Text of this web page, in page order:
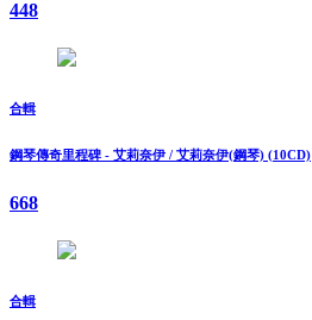
448
合輯
鋼琴傳奇里程碑 - 艾莉奈伊 / 艾莉奈伊(鋼琴) (10CD)
668
合輯